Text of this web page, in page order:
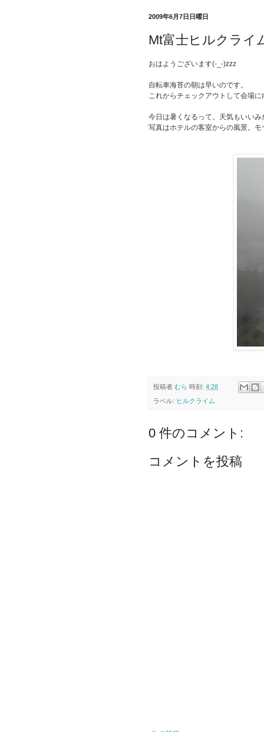
2009年6月7日日曜日
Mt富士ヒルクライ
おはようございます(-_-)zzz
自転車海苔の朝は早いのです。
これからチェックアウトして会場
今日は暑くなるって。天気もいいみ
写真はホテルの客室からの風景。モ
投稿者 むら 時刻: 4:28
ラベル: ヒルクライム
0 件のコメント:
コメントを投稿